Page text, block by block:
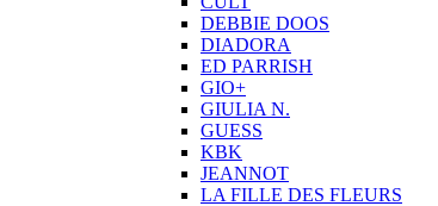
DEBBIE DOOS
DIADORA
ED PARRISH
GIO+
GIULIA N.
GUESS
KBK
JEANNOT
LA FILLE DES FLEURS